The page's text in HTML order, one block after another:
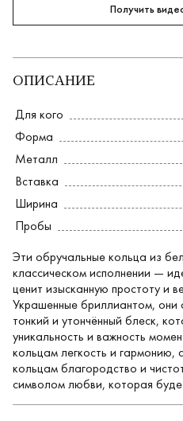
Получить
ОПИСАНИЕ
Для кого
Форма
Металл
Вставка
Ширина
Пробы
Эти обручальные кольца из
классическом исполнении —
ценит изысканную простоту и
Украшенные бриллиантом, они
тонкий и утончённый блеск,
уникальность и важность
кольцам легкость и
кольцам благородство и
символом любви, которая